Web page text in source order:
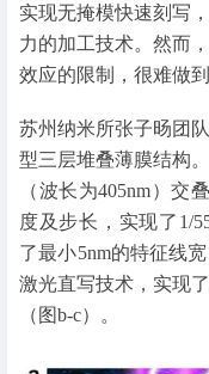
实现无掩模快速刻写
力的加工技术。然而
效应的限制，很难做
苏州纳米所张子旸团
型三层堆叠薄膜结构
（波长为405nm）交
度及步长，实现了1/
了最小5nm的特征线
激光直写技术，实现
（图b-c）。